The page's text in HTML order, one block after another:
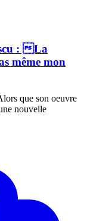
: La
même mon
que son oeuvre
nouvelle